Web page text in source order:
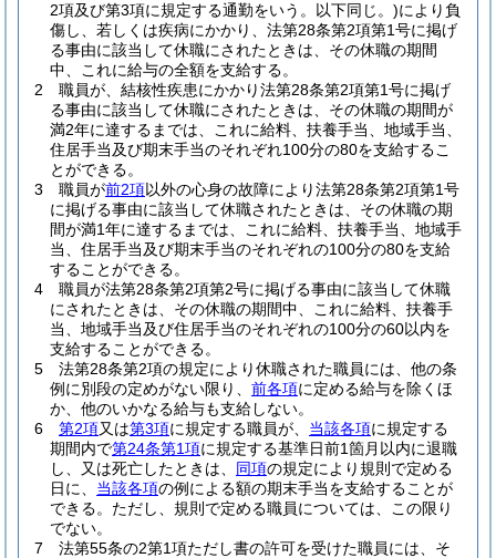
2項及び第3項に規定する通勤をいう。以下同じ。)により負
傷し、若しくは疾病にかかり、法第28条第2項第1号に掲げ
る事由に該当して休職にされたときは、その休職の期間
中、これに給与の全額を支給する。
2
職員が、結核性疾患にかかり法第28条第2項第1号に掲げ
る事由に該当して休職にされたときは、その休職の期間が
満2年に達するまでは、これに給料、扶養手当、地域手当、
住居手当及び期末手当のそれぞれ100分の80を支給するこ
とができる。
3
職員が前2項以外の心身の故障により法第28条第2項第1号
に掲げる事由に該当して休職されたときは、その休職の期
間が満1年に達するまでは、これに給料、扶養手当、地域手
当、住居手当及び期末手当のそれぞれの100分の80を支給
することができる。
4
職員が法第28条第2項第2号に掲げる事由に該当して休職
にされたときは、その休職の期間中、これに給料、扶養手
当、地域手当及び住居手当のそれぞれの100分の60以内を
支給することができる。
5
法第28条第2項の規定により休職された職員には、他の条
例に別段の定めがない限り、 前各項に定める給与を除くほ
か、他のいかなる給与も支給しない。
6
第2項又は第3項に規定する職員が、 当該各項に規定する
期間内で第24条第1項に規定する基準日前1箇月以内に退職
し、又は死亡したときは、 同項の規定により規則で定める
日に、 当該各項の例による額の期末手当を支給することが
できる。 ただし、規則で定める職員については、この限り
でない。
7
法第55条の2第1項ただし書の許可を受けた職員には、そ